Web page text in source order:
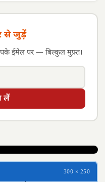
से जुड़ें
ईमेल पर — बिल्कुल मुफ़्त।
लें
300 × 250